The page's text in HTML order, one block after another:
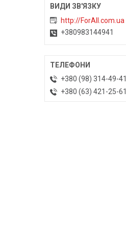
http://ForAll.com.ua
+380983144941
+380 (98) 314-49-41
+380 (63) 421-25-61